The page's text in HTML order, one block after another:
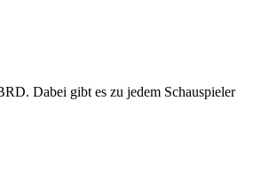
Dabei gibt es zu jedem Schauspieler